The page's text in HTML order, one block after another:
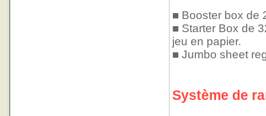
■ Booster box de
■ Starter Box de
jeu en papier.
■ Jumbo sheet
Système de